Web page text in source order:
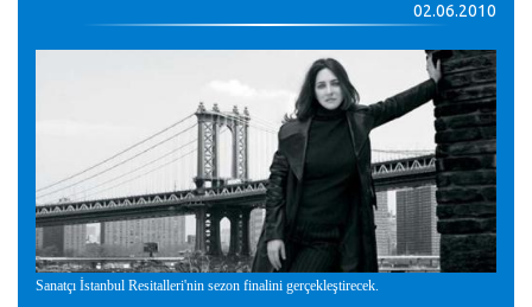
02.06.2010
Sanatçı İstanbul Resitalleri'nin sezon finalini gerçekleştirecek